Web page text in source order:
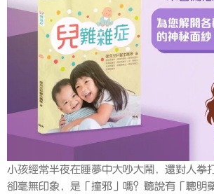
小孩經常半夜在睡夢中大吵大鬧，還對人拳
卻毫無印象，是「撞邪」嗎？聽說有「聰明